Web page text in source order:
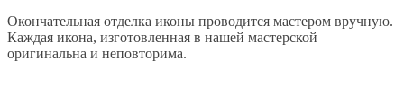
Окончательная отделка иконы проводится мастером вручную.
Каждая икона, изготовленная в нашей мастерской
оригинальна и неповторима.